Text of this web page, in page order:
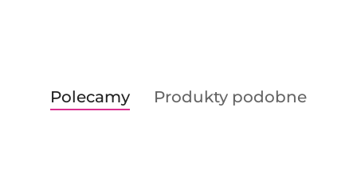
Pomiń karuzelę produktów
Produkty
o
Polecamy
Produkty
Produkty podobne